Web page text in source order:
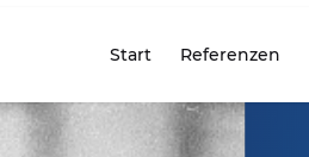
Start
seite
Referenzen